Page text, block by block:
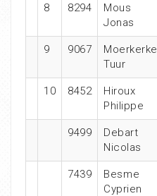
8 8294
Mous
Jonas
9 9067
Moerkerke
Tuur
10 8452
Hiroux
Philippe
9499
Debart
Nicolas
7439
Besme
Cyprien